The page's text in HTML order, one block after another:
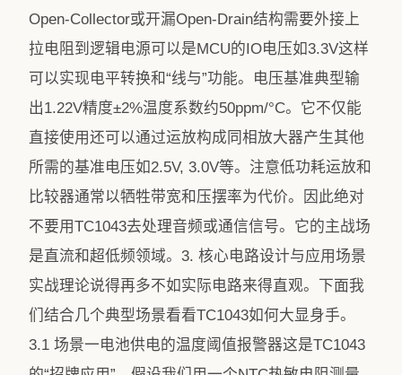
Open-Collector或开漏Open-Drain结构需要外接上
拉电阻到逻辑电源可以是MCU的IO电压如3.3V这样
可以实现电平转换和“线与”功能。电压基准典型输
出1.22V精度±2%温度系数约50ppm/°C。它不仅能
直接使用还可以通过运放构成同相放大器产生其他
所需的基准电压如2.5V, 3.0V等。注意低功耗运放和
比较器通常以牺牲带宽和压摆率为代价。因此绝对
不要用TC1043去处理音频或通信信号。它的主战场
是直流和超低频领域。3. 核心电路设计与应用场景
实战理论说得再多不如实际电路来得直观。下面我
们结合几个典型场景看看TC1043如何大显身手。
3.1 场景一电池供电的温度阈值报警器这是TC1043